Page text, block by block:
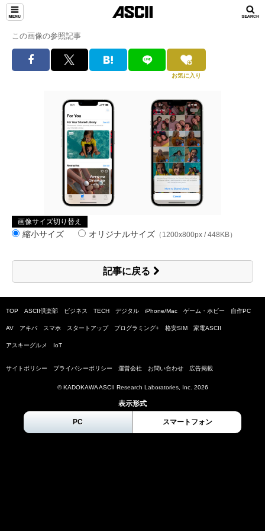
この画像の参照記事
お気に入り
画像サイズ切り替え
縮小サイズ オリジナルサイズ （1200x800px / 448KB）
記事に戻る
TOP ASCII倶楽部 ビジネス TECH デジタル iPhone/Mac ゲーム・ホビー 自作PC
AV アキバ スマホ スタートアップ プログラミング+ 格安SIM 家電ASCII
アスキーグルメ IoT
サイトポリシー プライバシーポリシー 運営会社 お問い合わせ 広告掲載
© KADOKAWA ASCII Research Laboratories, Inc. 2026
表示形式
PC スマートフォン